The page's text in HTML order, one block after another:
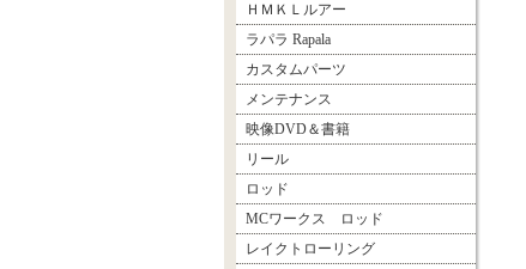
ＨＭＫＬルアー
ラパラ Rapala
カスタムパーツ
メンテナンス
映像DVD＆書籍
リール
ロッド
MCワークス ロッド
レイクトローリング